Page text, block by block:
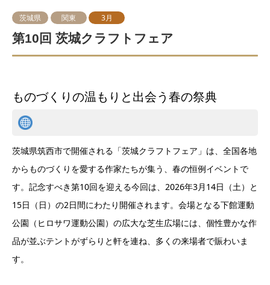
茨城県 関東 3月
第10回 茨城クラフトフェア
ものづくりの温もりと出会う春の祭典
茨城県筑西市で開催される「茨城クラフトフェア」は、全国各地
からものづくりを愛する作家たちが集う、春の恒例イベントで
す。記念すべき第10回を迎える今回は、2026年3月14日（土）と
15日（日）の2日間にわたり開催されます。会場となる下館運動
公園（ヒロサワ運動公園）の広大な芝生広場には、個性豊かな作
品が並ぶテントがずらりと軒を連ね、多くの来場者で賑わいま
す。